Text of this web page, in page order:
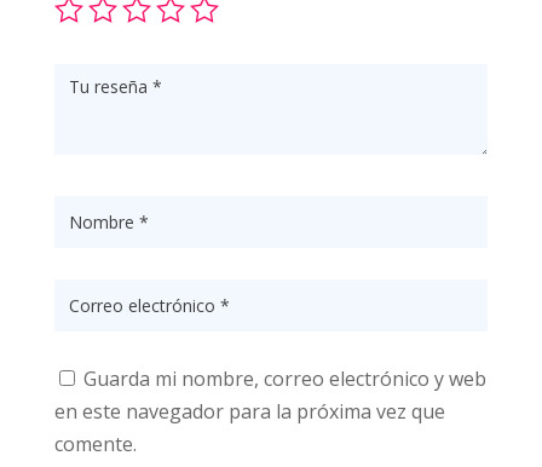
Guarda mi nombre, correo electrónico y web
en este navegador para la próxima vez que
comente.